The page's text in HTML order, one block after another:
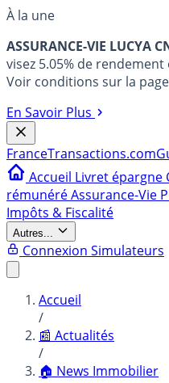
À la une
ASSURANCE-VIE LUCYA
visez 5.05% de rendement
Voir conditions sur la
En Savoir Plus
FranceTransactions.com
Accueil Livret épargne
rémunéréAssurance-Vie
Impôts & Fiscalité
Autres...
Connexion Simulateurs
Accueil
/
📰 Actualités
/
🏠 News Immobilier